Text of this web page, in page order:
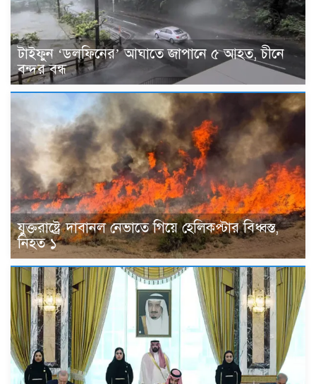
টাইফুন ‘ডলফিনের’ আঘাতে জাপানে ৫ আহত, চীনে
বন্দর বন্ধ
যুক্তরাষ্ট্রে দাবানল নেভাতে গিয়ে হেলিকপ্টার বিধ্বস্ত,
নিহত ১